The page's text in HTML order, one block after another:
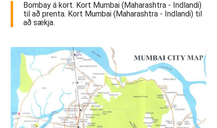
Bombay á kort. Kort Mumbai (Maharashtra - Indlandi)
til að prenta. Kort Mumbai (Maharashtra - Indlandi) til
að sækja.